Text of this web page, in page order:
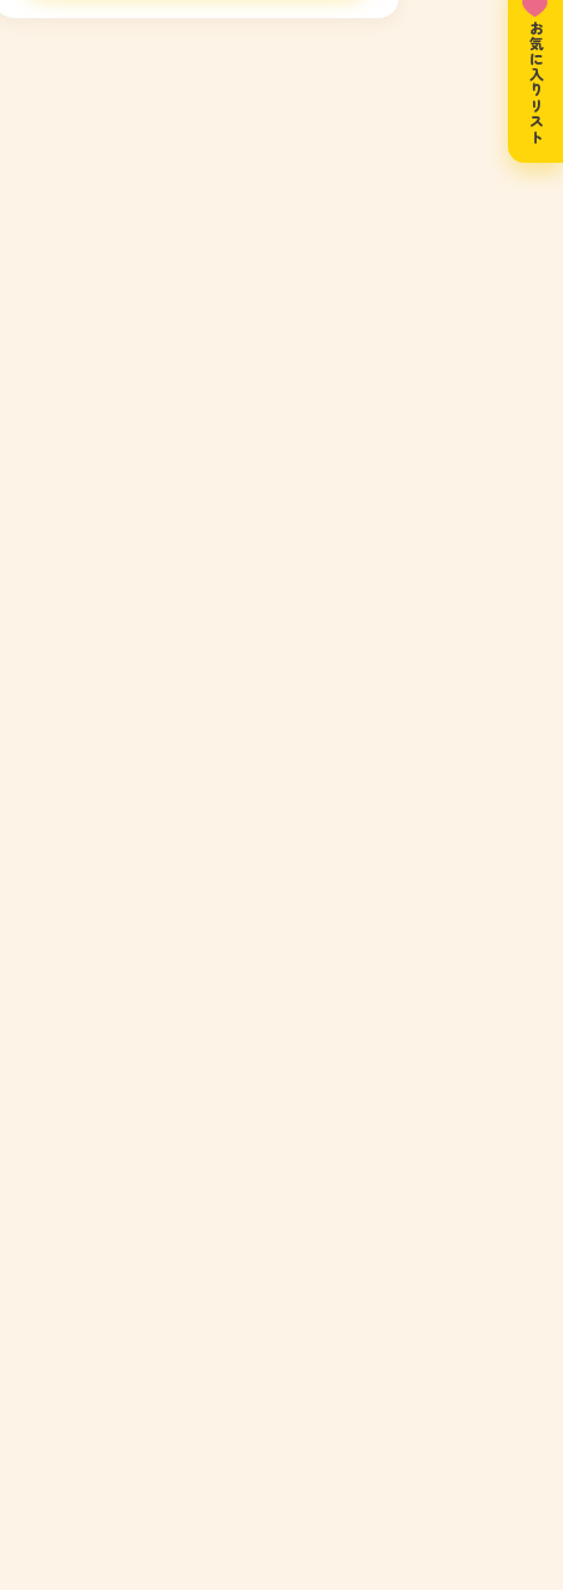
お気に入りリスト